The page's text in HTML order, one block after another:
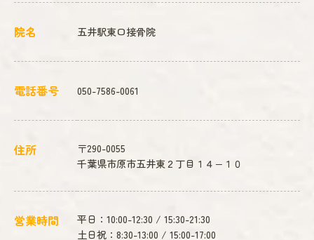
院名 五井駅東口接骨院
電話番号 050-7586-0061
住所
〒290-0055
千葉県市原市五井東２丁目１４−１０
営業時間
平日：10:00-12:30 / 15:30-21:30
土日祝：8:30-13:00 / 15:00-17:00